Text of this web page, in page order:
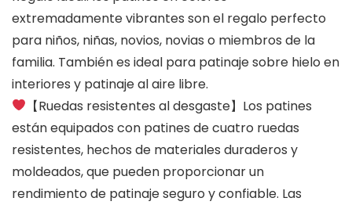
extremadamente vibrantes son el regalo perfecto
para niños, niñas, novios, novias o miembros de la
familia. También es ideal para patinaje sobre hielo en
interiores y patinaje al aire libre.
【Ruedas resistentes al desgaste】Los patines
están equipados con patines de cuatro ruedas
resistentes, hechos de materiales duraderos y
moldeados, que pueden proporcionar un
rendimiento de patinaje seguro y confiable. Las